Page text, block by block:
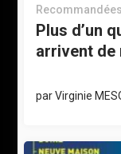
Plus d’un
arrivent de
parVirginie